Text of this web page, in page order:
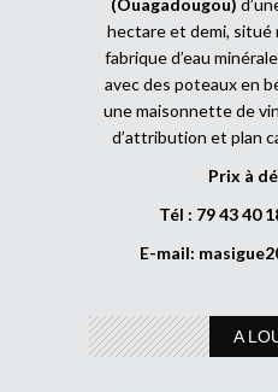
hectare et demi, situé
fabrique d’eau
avec des poteaux en
une maisonnette de
d’attribution et plan
Prix à
Tél : 79 43 40
E-mail:
A